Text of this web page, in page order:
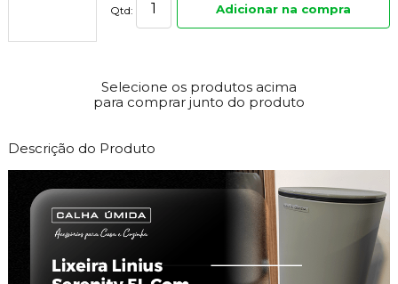
Qtd: Adicionar na compra
Selecione os produtos acima
para comprar junto do produto
Descrição do Produto